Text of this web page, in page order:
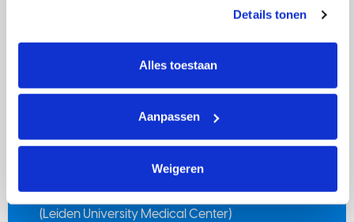
tonen. Je kunt je toestemming op elk moment wijzigen of
intrekken via Cookie instellingen onderaan de pagina. De
lijst met cookies is te vinden in het tabblad “details”.
Details tonen
Alles toestaan
Aanpassen
Weigeren
Projectgegevens
Projectnummer:14697
prof. dr. Eveline Bleiker
Projectteam:dr. Marleen Kets (Radboud University
Netherlands Cancer Institute) - prof.dr. Margreet
Ausems (UMC Utrecht) - prof. dr. Christi van Asperen
(Leiden University Medical Center)